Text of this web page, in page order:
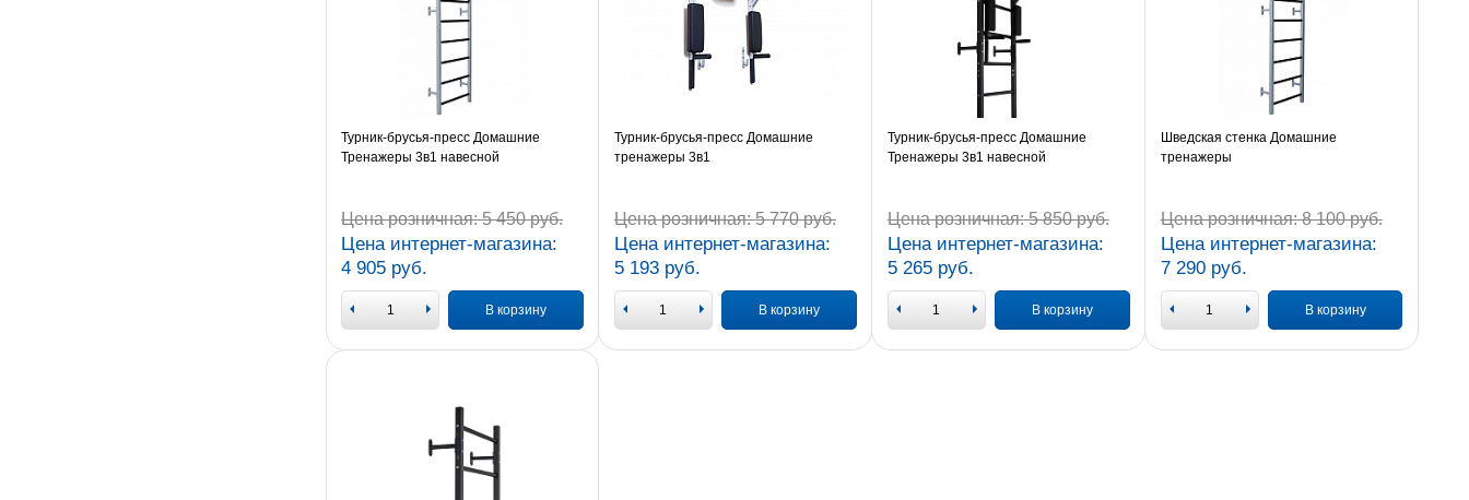
Турник-брусья-пресс Домашние
Тренажеры 3в1 навесной
Цена розничная:5 450 руб.
Цена интернет-магазина:
4 905 руб.
В корзину
Турник-брусья-пресс Домашние
тренажеры 3в1
Цена розничная:5 770 руб.
Цена интернет-магазина:
5 193 руб.
В корзину
Турник-брусья-пресс Домашние
Тренажеры 3в1 навесной
Цена розничная:5 850 руб.
Цена интернет-магазина:
5 265 руб.
В корзину
Шведская стенка Домашние
тренажеры
Цена розничная:8 100 руб.
Цена интернет-магазина:
7 290 руб.
В корзину